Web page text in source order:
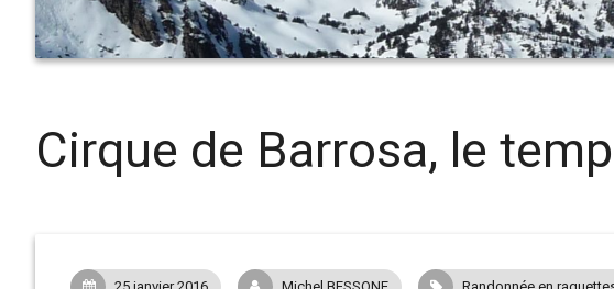
Cirque de Barrosa, le